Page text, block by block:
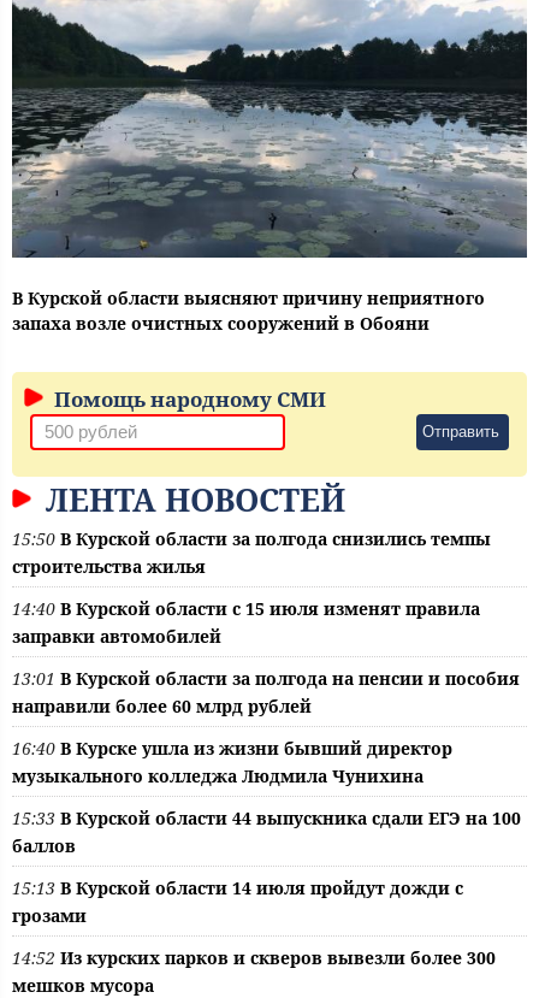
В Курской области выясняют причину неприятного
запаха возле очистных сооружений в Обояни
Помощь народному СМИ
Отправить
ЛЕНТА НОВОСТЕЙ
15:50 В Курской области за полгода снизились темпы
строительства жилья
14:40 В Курской области с 15 июля изменят правила
заправки автомобилей
13:01 В Курской области за полгода на пенсии и пособия
направили более 60 млрд рублей
16:40 В Курске ушла из жизни бывший директор
музыкального колледжа Людмила Чунихина
15:33 В Курской области 44 выпускника сдали ЕГЭ на 100
баллов
15:13 В Курской области 14 июля пройдут дожди с
грозами
14:52 Из курских парков и скверов вывезли более 300
мешков мусора